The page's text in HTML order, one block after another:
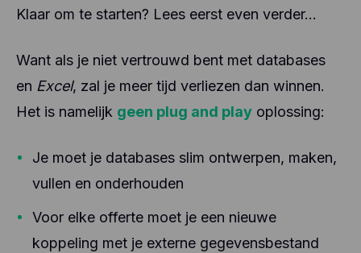
Klaar om te starten? Lees eerst even verder...
Want als je niet vertrouwd bent met databases
en Excel, zal je meer tijd verliezen dan winnen.
Het is namelijk geen plug and play oplossing:
Je moet je databases slim ontwerpen, maken,
vullen en onderhouden
Voor elke offerte moet je een nieuwe
koppeling met je externe gegevensbestand